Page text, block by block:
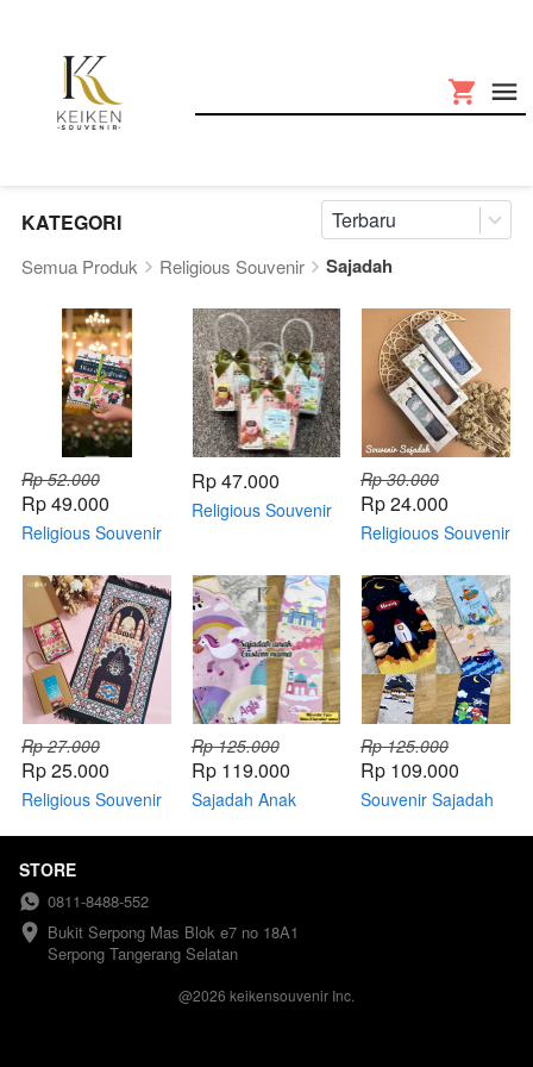
KATEGORI Terbaru
Semua Produk Religious Souvenir Sajadah
Rp 52.000
Rp 49.000
Religious Souvenir
Rp 47.000
Religious Souvenir
Rp 30.000
Rp 24.000
Religiouos Souvenir
Rp 27.000
Rp 25.000
Religious Souvenir
Rp 125.000
Rp 119.000
Sajadah Anak
Rp 125.000
Rp 109.000
Souvenir Sajadah
STORE
0811-8488-552
Bukit Serpong Mas Blok e7 no 18A1
Serpong Tangerang Selatan
@2026 keikensouvenir Inc.